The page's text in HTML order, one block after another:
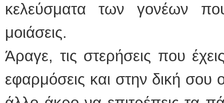
κελεύσματα των γονέων
μοιάσεις.
Άραγε, τις στερήσεις που
εφαρμόσεις και στην δική σου